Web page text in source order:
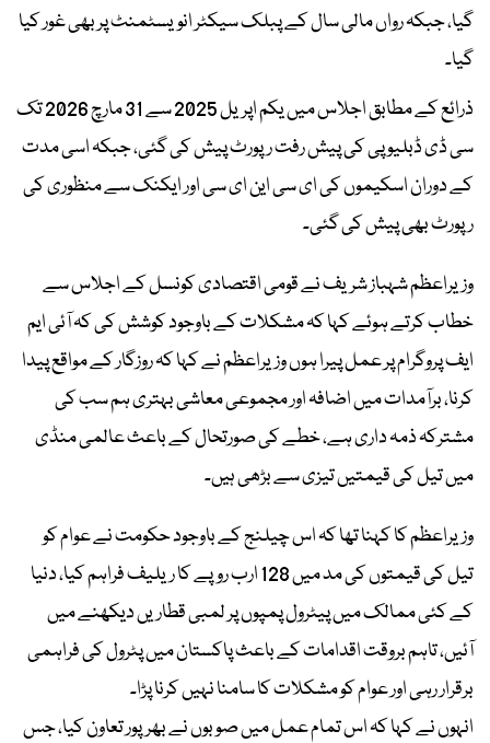
گیا، جبکہ رواں مالی سال کے پبلک سیکٹر انویسٹمنٹ پر بھی غور کیا
گیا۔
ذرائع کے مطابق اجلاس میں یکم اپریل 2025 سے 31 مارچ 2026 تک
سی ڈی ڈبلیو پی کی پیش رفت رپورٹ پیش کی گئی، جبکہ اسی مدت
کے دوران اسکیموں کی ای سی این ای سی اور ایکنک سے منظوری کی
رپورٹ بھی پیش کی گئی۔
وزیراعظم شہباز شریف نے قومی اقتصادی کونسل کے اجلاس سے
خطاب کرتے ہوئے کہا کہ مشکلات کے باوجود کوشش کی کہ آئی ایم
ایف پروگرام پر عمل پیرا ہوں وزیراعظم نے کہا کہ روزگار کے مواقع پیدا
کرنا، برآمدات میں اضافہ اور مجموعی معاشی بہتری ہم سب کی
مشترکہ ذمہ داری ہے، خطے کی صورتحال کے باعث عالمی منڈی
میں تیل کی قیمتیں تیزی سے بڑھی ہیں۔
وزیراعظم کا کہنا تھا کہ اس چیلنج کے باوجود حکومت نے عوام کو
تیل کی قیمتوں کی مد میں 128 ارب روپے کا ریلیف فراہم کیا، دنیا
کے کئی ممالک میں پیٹرول پمپوں پر لمبی قطاریں دیکھنے میں
آئیں، تاہم بروقت اقدامات کے باعث پاکستان میں پٹرول کی فراہمی
برقرار رہی اور عوام کو مشکلات کا سامنا نہیں کرنا پڑا۔
انہوں نے کہا کہ اس تمام عمل میں صوبوں نے بھرپور تعاون کیا، جس